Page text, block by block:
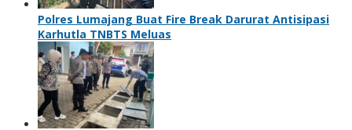
Polres Lumajang Buat Fire Break Darurat Antisipasi
Karhutla TNBTS Meluas